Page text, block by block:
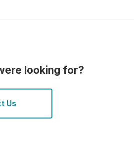
looking for?
Us